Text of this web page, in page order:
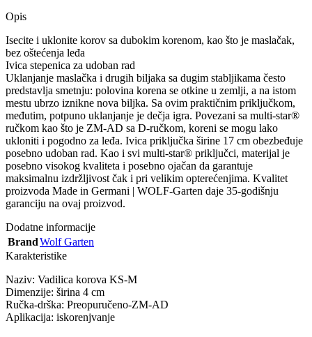
Opis
Isecite i uklonite korov sa dubokim korenom, kao što je maslačak,
bez oštećenja leđa
Ivica stepenica za udoban rad
Uklanjanje maslačka i drugih biljaka sa dugim stabljikama često
predstavlja smetnju: polovina korena se otkine u zemlji, a na istom
mestu ubrzo iznikne nova biljka. Sa ovim praktičnim priključkom,
međutim, potpuno uklanjanje je dečja igra. Povezani sa multi-star®
ručkom kao što je ZM-AD sa D-ručkom, koreni se mogu lako
ukloniti i pogodno za leđa. Ivica priključka širine 17 cm obezbeđuje
posebno udoban rad. Kao i svi multi-star® priključci, materijal je
posebno visokog kvaliteta i posebno ojačan da garantuje
maksimalnu izdržljivost čak i pri velikim opterećenjima. Kvalitet
proizvoda Made in Germani | WOLF-Garten daje 35-godišnju
garanciju na ovaj proizvod.
Dodatne informacije
BrandWolf Garten
Karakteristike
Naziv: Vadilica korova KS-M
Dimenzije: širina 4 cm
Ručka-drška: Preopuručeno-ZM-AD
Aplikacija: iskorenjvanje